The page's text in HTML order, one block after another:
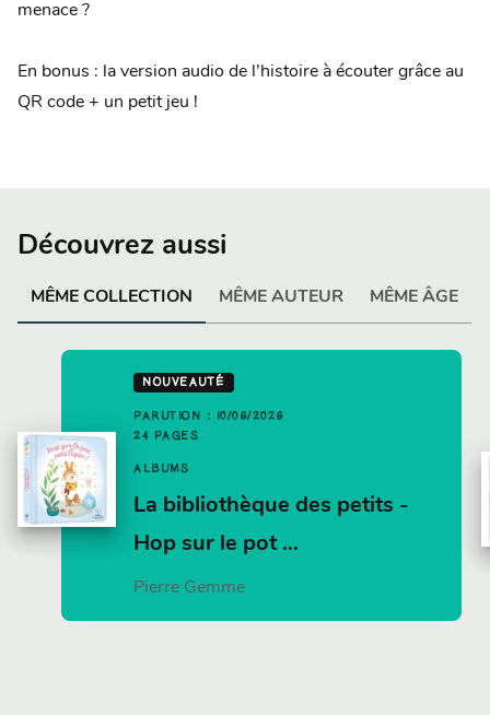
menace ?
En bonus : la version audio de l’histoire à écouter grâce au
QR code + un petit jeu !
Découvrez aussi
MÊME COLLECTION MÊME AUTEUR MÊME ÂGE
NOUVEAUTÉ
PARUTION : 10/06/2026
24 PAGES
ALBUMS
La bibliothèque des petits -
Hop sur le pot …
Pierre Gemme